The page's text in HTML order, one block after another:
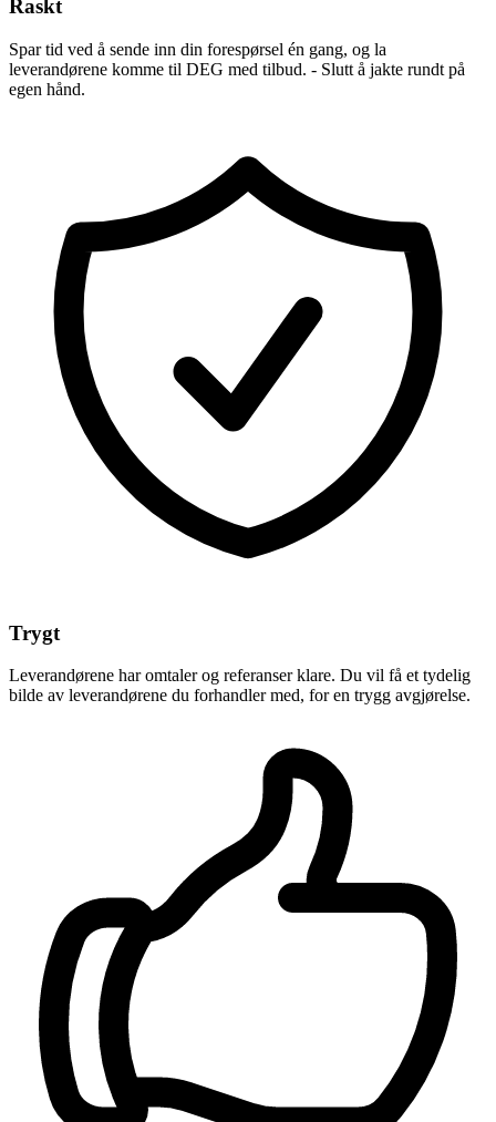
Raskt
Spar tid ved å sende inn din forespørsel én gang, og la
leverandørene komme til DEG med tilbud. - Slutt å jakte rundt på
egen hånd.
Trygt
Leverandørene har omtaler og referanser klare. Du vil få et tydelig
bilde av leverandørene du forhandler med, for en trygg avgjørelse.